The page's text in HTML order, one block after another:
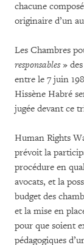
chacune
originaire d’un
Les Chambres
responsables»
entre le 7 juin
Hissène Habré
jugée devant ce
Human Rights
prévoit la
procédure en
avocats, et la
budget des
et la mise en
pour que soient
pédagogiques